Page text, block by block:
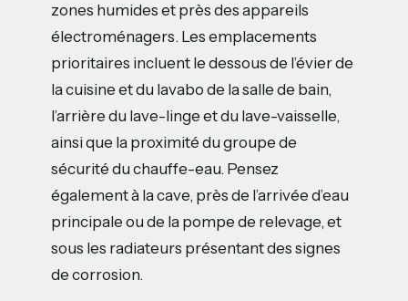
zones humides et près des appareils
électroménagers. Les emplacements
prioritaires incluent le dessous de l’évier de
la cuisine et du lavabo de la salle de bain,
l’arrière du lave-linge et du lave-vaisselle,
ainsi que la proximité du groupe de
sécurité du chauffe-eau. Pensez
également à la cave, près de l’arrivée d’eau
principale ou de la pompe de relevage, et
sous les radiateurs présentant des signes
de corrosion.